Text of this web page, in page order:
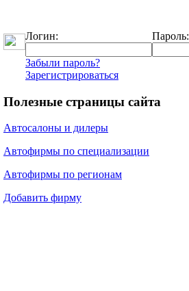
Логин: Пароль:
Забыли пароль?
Зарегистрироваться
Полезные страницы сайта
Автосалоны и дилеры
Автофирмы по специализации
Автофирмы по регионам
Добавить фирму